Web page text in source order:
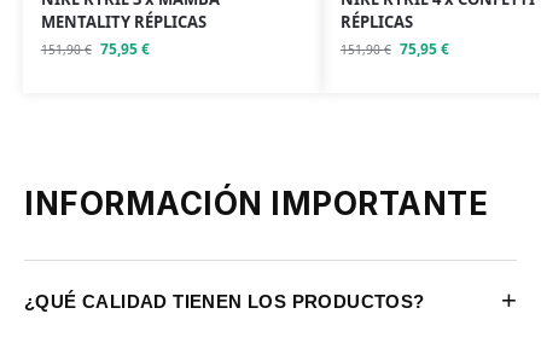
MENTALITY RÉPLICAS
151,90€ 75,95€
RÉPLICAS
151,90€ 75,95€
INFORMACIÓN IMPORTANTE
¿QUÉ CALIDAD TIENEN LOS PRODUCTOS? +